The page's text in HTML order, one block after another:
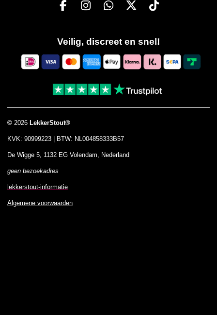
F
e
b
o
k
I
t
a
g
a
m
W
t
s
A
p
X
T
T
o
k
Veilig, discreet en snel!
© 2026 LekkerStout®
KVK: 90999223 | BTW: NL004858333B57
De Wigge 5, 1132 EG Volendam, Nederland
geen bezoekadres
lekkerstout-informatie
Algemene voorwaarden